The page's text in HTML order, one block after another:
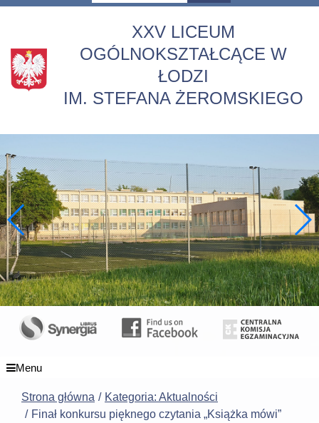
XXV LICEUM
OGÓLNOKSZTAŁCĄCE W
ŁODZI
IM. STEFANA ŻEROMSKIEGO
Menu
Strona główna
Kategoria: Aktualności
Finał konkursu pięknego czytania „Książka mówi”